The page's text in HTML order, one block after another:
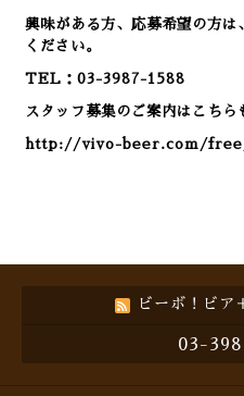
興味がある方、応募希望の方
ください。
TEL：03-3987-1588
スタッフ募集のご案内はこちら
http://vivo-beer.com/
ビーボ！ビア
03-